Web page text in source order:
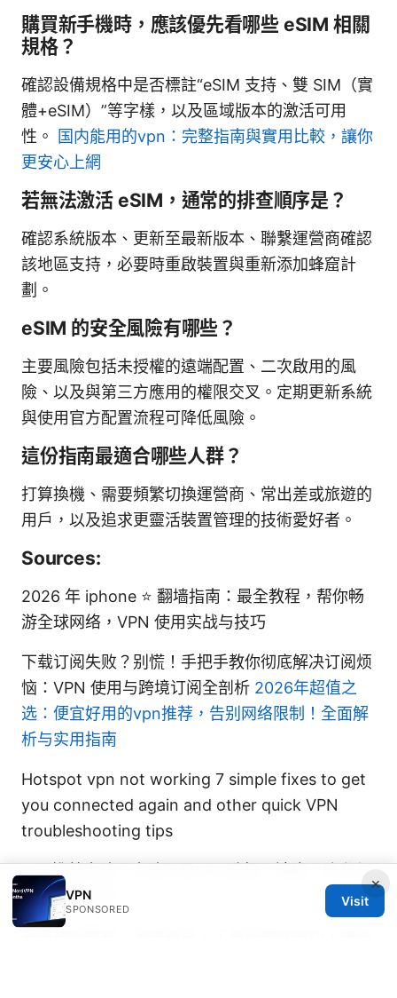
購買新手機時，應該優先看哪些 eSIM 相關
規格？
確認設備規格中是否標註“eSIM 支持、雙 SIM（實
體+eSIM）”等字樣，以及區域版本的激活可用
性。
国内能用的vpn：完整指南與實用比較，讓你
更安心上網
若無法激活 eSIM，通常的排查順序是？
確認系統版本、更新至最新版本、聯繫運營商確認
該地區支持，必要時重啟裝置與重新添加蜂窟計
劃。
eSIM 的安全風險有哪些？
主要風險包括未授權的遠端配置、二次啟用的風
險、以及與第三方應用的權限交叉。定期更新系統
與使用官方配置流程可降低風險。
這份指南最適合哪些人群？
打算換機、需要頻繁切換運營商、常出差或旅遊的
用戶，以及追求更靈活裝置管理的技術愛好者。
Sources:
2026 年 iphone ⭐ 翻墙指南：最全教程，帮你畅
游全球网络，VPN 使用实战与技巧
下载订阅失败？别慌！手把手教你彻底解决订阅烦
恼：VPN 使用与跨境订阅全剖析 2026年超值之
选：便宜好用的vpn推荐，告别网络限制！全面解
析与实用指南
Hotspot vpn not working 7 simple fixes to get
you connected again and other quick VPN
troubleshooting tips
Vpn推荐大陆：大陆可用VPN选择、速度、隐私与
合规性全指南
×
VPN
SPONSORED
Visit